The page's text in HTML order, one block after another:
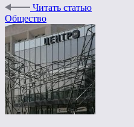
Читать статью
Общество